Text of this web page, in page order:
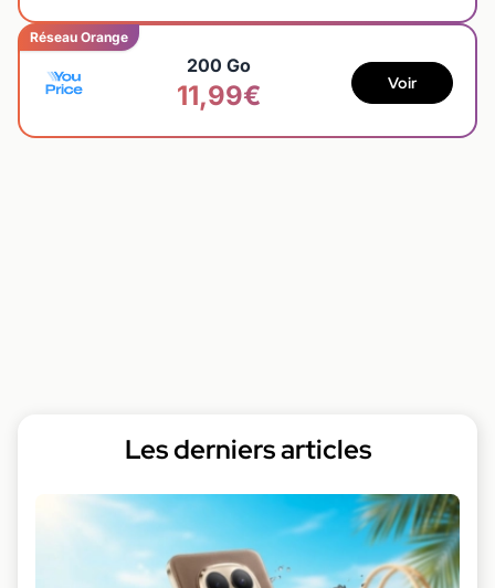
Réseau Orange
200 Go
11,99€ Voir
Les derniers articles